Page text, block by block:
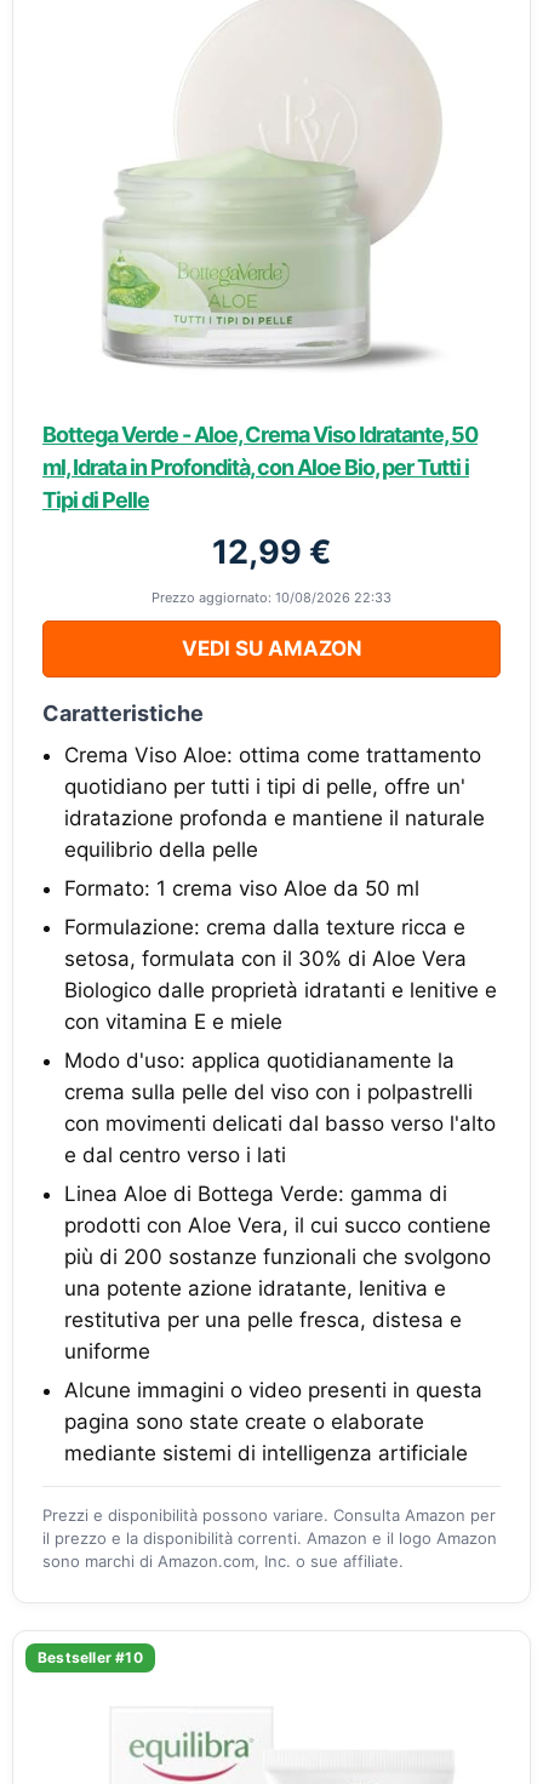
Bottega Verde - Aloe, Crema Viso Idratante, 50
ml, Idrata in Profondità, con Aloe Bio, per Tutti i
Tipi di Pelle
12,99 €
Prezzo aggiornato: 10/08/2026 22:33
VEDI SU AMAZON
Caratteristiche
Crema Viso Aloe: ottima come trattamento
quotidiano per tutti i tipi di pelle, offre un'
idratazione profonda e mantiene il naturale
equilibrio della pelle
Formato: 1 crema viso Aloe da 50 ml
Formulazione: crema dalla texture ricca e
setosa, formulata con il 30% di Aloe Vera
Biologico dalle proprietà idratanti e lenitive e
con vitamina E e miele
Modo d'uso: applica quotidianamente la
crema sulla pelle del viso con i polpastrelli
con movimenti delicati dal basso verso l'alto
e dal centro verso i lati
Linea Aloe di Bottega Verde: gamma di
prodotti con Aloe Vera, il cui succo contiene
più di 200 sostanze funzionali che svolgono
una potente azione idratante, lenitiva e
restitutiva per una pelle fresca, distesa e
uniforme
Alcune immagini o video presenti in questa
pagina sono state create o elaborate
mediante sistemi di intelligenza artificiale
Prezzi e disponibilità possono variare. Consulta Amazon per
il prezzo e la disponibilità correnti. Amazon e il logo Amazon
sono marchi di Amazon.com, Inc. o sue affiliate.
Bestseller #10